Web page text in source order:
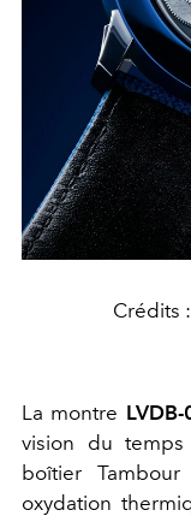
Crédits
La montre
vision du
boîtier
oxydation